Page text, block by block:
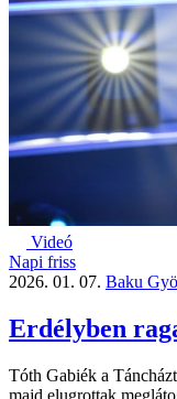
Videó
Napi friss
2026. 01. 07. Baku
Erdélyben
Tóth Gabiék a
majd elugrottak